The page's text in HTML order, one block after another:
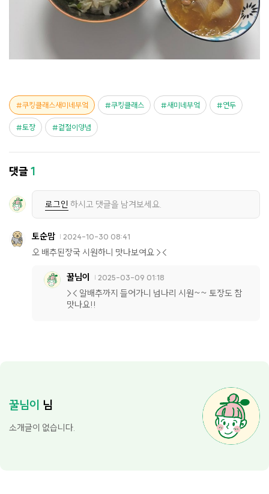
쿠킹클래스새미네부엌 쿠킹클래스 새미네부엌 연두
토장 겉절이양념
댓글1
로그인 하시고 댓글을 남겨보세요.
토순맘 2024-10-30 08:41
오 배추된장국 시원하니 맛나보여요 ><
꿀님이 2025-03-09 01:18
>< 알배추까지 들어가니 넘나리 시원~~ 토장도 참
맛나요!!
꿀님이 님
소개글이 없습니다.